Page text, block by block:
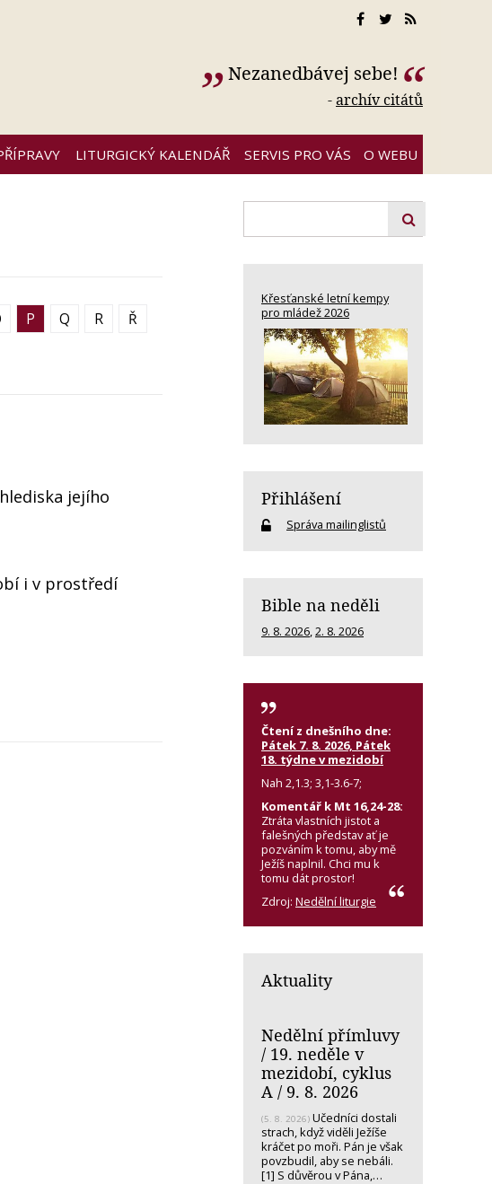
Nezanedbávej sebe!
-archív citátů
LITURGICKÝ KALENDÁŘ SERVIS PRO VÁS O WEBU
P Q R
Ř
jejího
i v prostředí
Křesťanské letní kempy
pro mládež 2026
Přihlášení
Správa mailinglistů
Bible na neděli
9. 8. 2026 2. 8. 2026
Čtení z dnešního dne:
Pátek 7. 8. 2026, Pátek
18. týdne v mezidobí
Nah 2,1.3; 3,1-3.6-7;
Komentář k Mt 16,24-28:
Ztráta vlastních jistot a
falešných představ ať je
pozváním k tomu, aby mě
Ježíš naplnil. Chci mu k
tomu dát prostor!
Zdroj: Nedělní liturgie
Aktuality
Nedělní přímluvy
/ 19. neděle v
mezidobí, cyklus
A / 9. 8. 2026
(5. 8. 2026) Učedníci dostali
strach, když viděli Ježíše
kráčet po moři. Pán je však
povzbudil, aby se nebáli.
[1] S důvěrou v Pána,…